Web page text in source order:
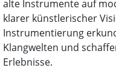
alte Instrumente auf
klarer künstlerischer
Instrumentierung
Klangwelten und
Erlebnisse.